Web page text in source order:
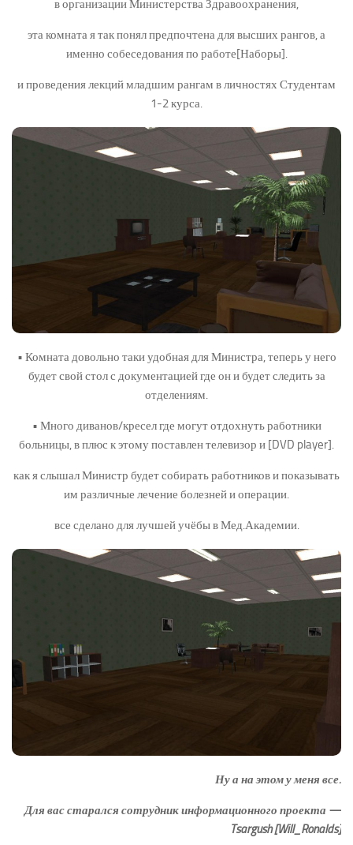
в организации Министерства Здравоохранения,
эта комната я так понял предпочтена для высших рангов, а
именно собеседования по работе[Наборы].
и проведения лекций младшим рангам в личностях Студентам
1-2 курса.
• Комната довольно таки удобная для Министра, теперь у него
будет свой стол с документацией где он и будет следить за
отделениям.
• Много диванов/кресел где могут отдохнуть работники
больницы, в плюс к этому поставлен телевизор и [DVD player].
как я слышал Министр будет собирать работников и показывать
им различные лечение болезней и операции.
все сделано для лучшей учёбы в Мед.Академии.
Ну а на этом у меня все.
Для вас старался сотрудник информационного проекта —
Tsargush [Will_Ronalds]